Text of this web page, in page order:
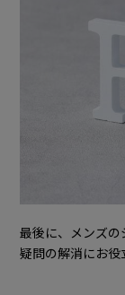
最後に、メンズの
疑問の解消にお役